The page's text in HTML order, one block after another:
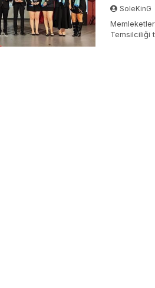
SoleKinG
Temsilciliği